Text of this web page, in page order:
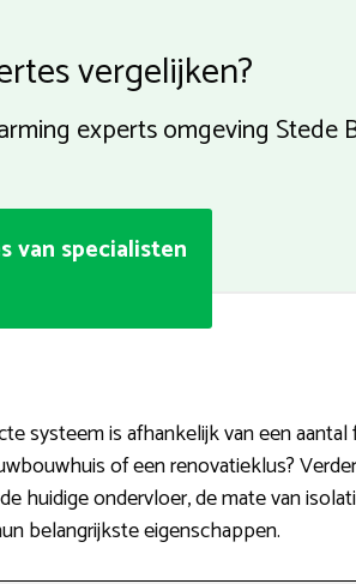
vergelijken?
experts omgeving Stede
van specialisten
systeem is afhankelijk van een aantal
of een renovatieklus?
huidige ondervloer, de mate van
belangrijkste eigenschappen.